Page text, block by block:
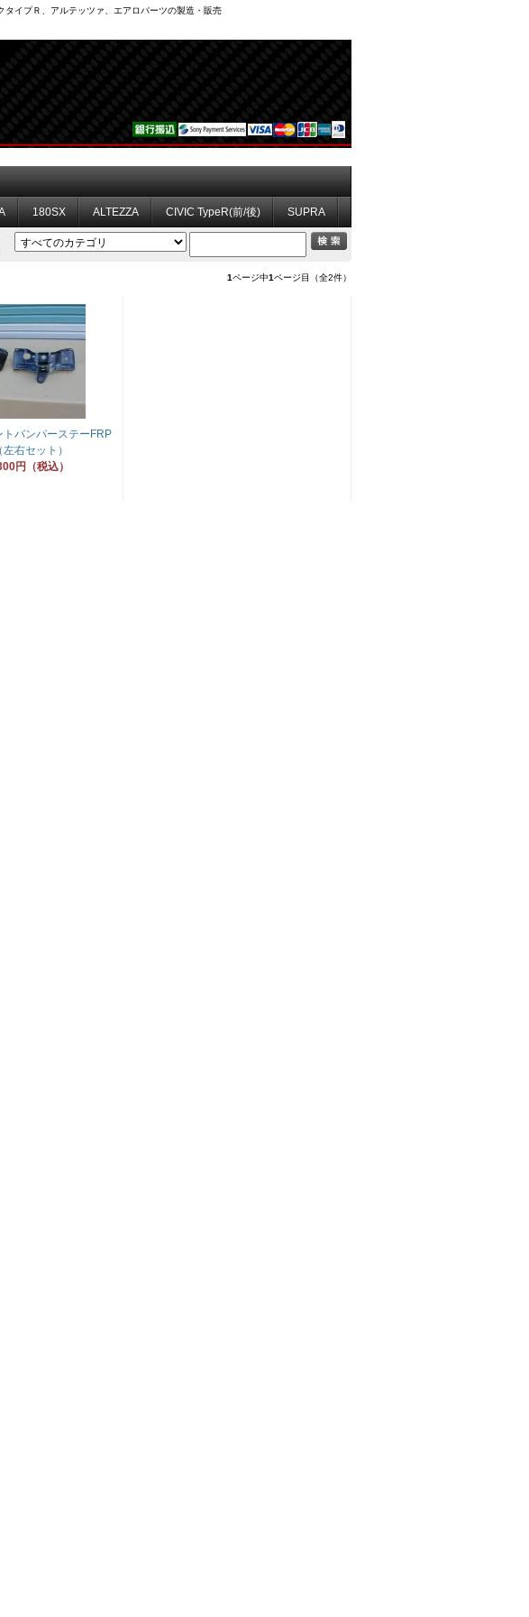
イプＲ、アルテッツァ、エアロパーツの製造・販売
180SX ALTEZZA CIVIC TypeR(前/後) SUPRA
1ページ中1ページ目（全2件）
バンパーステーFRP
左右セット）
円（税込）